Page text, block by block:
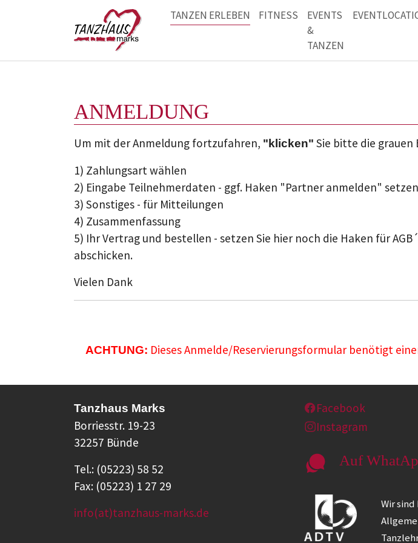
TANZEN ERLEBEN FITNESS
EVENTS
&
TANZEN
ANMELDUNG
Um mit der Anmeldung fortzufahren, "klicken" Sie bitte die grauen
1) Zahlungsart wählen
2) Eingabe Teilnehmerdaten - ggf. Haken "Partner anmelden" setzen
3) Sonstiges - für Mitteilungen
4) Zusammenfassung
5) Ihr Vertrag und bestellen - setzen Sie hier noch die Haken für
abschicken.
Vielen Dank
ACHTUNG: Dieses Anmelde/Reservierungsformular benötigt
Tanzhaus Marks
Borriesstr. 19-23
32257 Bünde
Tel.: (05223) 58 52
Fax: (05223) 1 27 29
info(at)tanzhaus-marks.de
Facebook
Instagram
Auf
Wir